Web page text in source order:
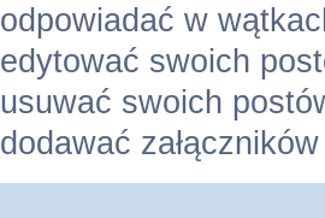
odpowiadać w
edytować swoich
usuwać swoich
dodawać załączników